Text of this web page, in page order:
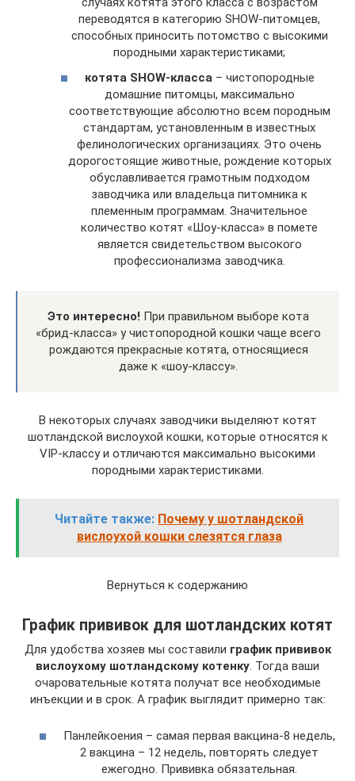
переводятся в категорию SHOW-питомцев,
способных приносить потомство с высокими
породными характеристиками;
котята SHOW-класса – чистопородные
домашние питомцы, максимально
соответствующие абсолютно всем породным
стандартам, установленным в известных
фелинологических организациях. Это очень
дорогостоящие животные, рождение которых
обуславливается грамотным подходом
заводчика или владельца питомника к
племенным программам. Значительное
количество котят «Шоу-класса» в помете
является свидетельством высокого
профессионализма заводчика.
Это интересно! При правильном выборе кота
«брид-класса» у чистопородной кошки чаще всего
рождаются прекрасные котята, относящиеся
даже к «шоу-классу».
В некоторых случаях заводчики выделяют котят
шотландской вислоухой кошки, которые относятся к
VIP-классу и отличаются максимально высокими
породными характеристиками.
Читайте также: Почему у шотландской
вислоухой кошки слезятся глаза
Вернуться к содержанию
График прививок для шотландских котят
Для удобства хозяев мы составили график прививок
вислоухому шотландскому котенку . Тогда ваши
очаровательные котята получат все необходимые
инъекции и в срок. А график выглядит примерно так:
Панлейкоения – самая первая вакцина-8 недель,
2 вакцина – 12 недель, повторять следует
ежегодно. Прививка обязательная.